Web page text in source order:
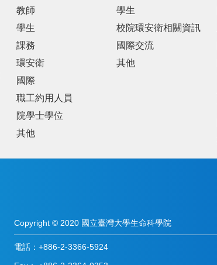
教師
學生
課務
環安衛
國際
職工約用人員
院學士學位
其他
學生
校院環安衛相關資訊
國際交流
其他
Copyright © 2020 國立臺灣大學生命科學院
電話：+886-2-3366-5924